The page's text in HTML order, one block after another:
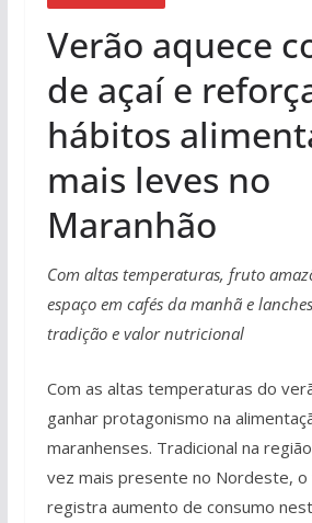
Verão aquece
de açaí e
hábitos
mais leves no
Maranhão
Com altas temperaturas, fruto
espaço em cafés da manhã e
tradição e valor nutricional
Com as altas temperaturas do
ganhar protagonismo na
maranhenses. Tradicional na
vez mais presente no Nordeste, o
registra aumento de consumo